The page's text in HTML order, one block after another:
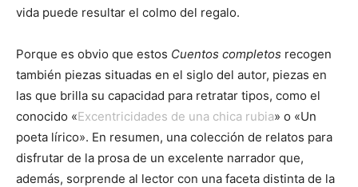
vida puede resultar el colmo del regalo.
Porque es obvio que estos Cuentos completos recogen
también piezas situadas en el siglo del autor, piezas en
las que brilla su capacidad para retratar tipos, como el
conocido «Excentricidades de una chica rubia» o «Un
poeta lírico». En resumen, una colección de relatos para
disfrutar de la prosa de un excelente narrador que,
además, sorprende al lector con una faceta distinta de la